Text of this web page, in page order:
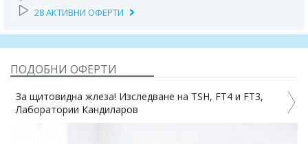
28 АКТИВНИ ОФЕРТИ
ПОДОБНИ ОФЕРТИ
За щитовидна жлеза! Изследване на TSH, FT4 и FT3,
Лаборатории Кандиларов